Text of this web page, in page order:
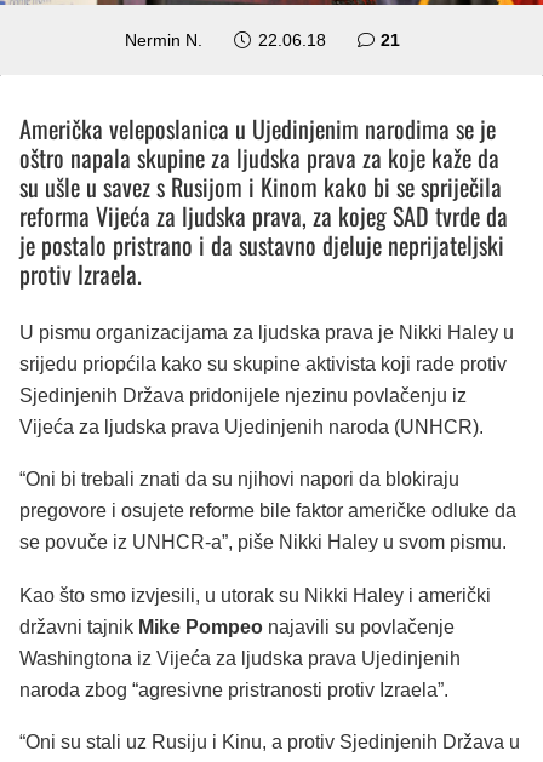
Nermin N. 22.06.18 21
Američka veleposlanica u Ujedinjenim narodima se je
oštro napala skupine za ljudska prava za koje kaže da
su ušle u savez s Rusijom i Kinom kako bi se spriječila
reforma Vijeća za ljudska prava, za kojeg SAD tvrde da
je postalo pristrano i da sustavno djeluje neprijateljski
protiv Izraela.
U pismu organizacijama za ljudska prava je Nikki Haley u
srijedu priopćila kako su skupine aktivista koji rade protiv
Sjedinjenih Država pridonijele njezinu povlačenju iz
Vijeća za ljudska prava Ujedinjenih naroda (UNHCR).
“Oni bi trebali znati da su njihovi napori da blokiraju
pregovore i osujete reforme bile faktor američke odluke da
se povuče iz UNHCR-a”, piše Nikki Haley u svom pismu.
Kao što smo izvjesili, u utorak su Nikki Haley i američki
državni tajnik Mike Pompeo najavili su povlačenje
Washingtona iz Vijeća za ljudska prava Ujedinjenih
naroda zbog “agresivne pristranosti protiv Izraela”.
“Oni su stali uz Rusiju i Kinu, a protiv Sjedinjenih Država u